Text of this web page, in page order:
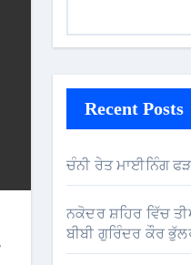
Recent Posts
ਚੰਨੀ ਰੇਤ ਮਾਈਨਿੰਗ
ਨਕੋਦਰ ਸ਼ਹਿਰ ਵਿੱਚ
ਬੀਬੀ ਗੁਰਿੰਦਰ ਕੌਰ